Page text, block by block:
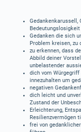
Gedankenkarussell,
Gedanken die sich
Problem kreisen, zu
zu erkennen, dass
Abbild deiner
unbelastender
dich vom Würgegriff
innezuhalten um
negativen
dich leicht und
Zustand der
Erleichterung,
Resilienzvermögen
frei von